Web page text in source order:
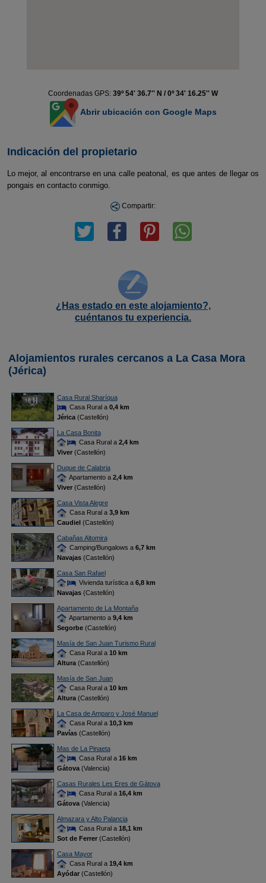
Coordenadas GPS: 39º 54' 36.7'' N / 0º 34' 16.25'' W
Abrir ubicación con Google Maps
Indicación del propietario
Lo mejor, al encontrarse en una calle peatonal, es que antes de llegar os
pongais en contacto conmigo.
Compartir:
¿Has estado en este alojamiento?,
cuéntanos tu experiencia.
Alojamientos rurales cercanos a La Casa Mora
(Jérica)
Casa Rural Sharíqua
Casa Rural a 0,4 km
Jérica(Castellón)
La Casa Bonita
Casa Rural a 2,4 km
Viver(Castellón)
Duque de Calabria
Apartamento a 2,4 km
Viver(Castellón)
Casa Vista Alegre
Casa Rural a 3,9 km
Caudiel(Castellón)
Cabañas Altomira
Camping/Bungalows a 6,7 km
Navajas(Castellón)
Casa San Rafael
Vivienda turística a 6,8 km
Navajas(Castellón)
Apartamento de La Montaña
Apartamento a 9,4 km
Segorbe(Castellón)
Masía de San Juan Turismo Rural
Casa Rural a 10 km
Altura(Castellón)
Masía de San Juan
Casa Rural a 10 km
Altura(Castellón)
La Casa de Amparo y José Manuel
Casa Rural a 10,3 km
Pavías(Castellón)
Mas de La Pinaeta
Casa Rural a 16 km
Gátova(Valencia)
Casas Rurales Les Eres de Gátova
Casa Rural a 16,4 km
Gátova(Valencia)
Almazara y Alto Palancia
Casa Rural a 18,1 km
Sot de Ferrer(Castellón)
Casa Mayor
Casa Rural a 19,4 km
Ayódar(Castellón)